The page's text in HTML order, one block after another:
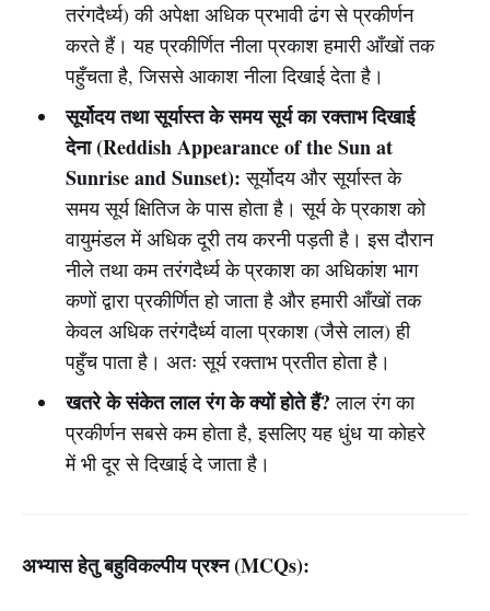
तरंगदैर्ध्य) की अपेक्षा अधिक प्रभावी ढंग से प्रकीर्णन
करते हैं। यह प्रकीर्णित नीला प्रकाश हमारी आँखों तक
पहुँचता है, जिससे आकाश नीला दिखाई देता है।
सूर्योदय तथा सूर्यास्त के समय सूर्य का रक्ताभ दिखाई
देना (Reddish Appearance of the Sun at
Sunrise and Sunset): सूर्योदय और सूर्यास्त के
समय सूर्य क्षितिज के पास होता है। सूर्य के प्रकाश को
वायुमंडल में अधिक दूरी तय करनी पड़ती है। इस दौरान
नीले तथा कम तरंगदैर्ध्य के प्रकाश का अधिकांश भाग
कणों द्वारा प्रकीर्णित हो जाता है और हमारी आँखों तक
केवल अधिक तरंगदैर्ध्य वाला प्रकाश (जैसे लाल) ही
पहुँच पाता है। अतः सूर्य रक्ताभ प्रतीत होता है।
खतरे के संकेत लाल रंग के क्यों होते हैं? लाल रंग का
प्रकीर्णन सबसे कम होता है, इसलिए यह धुंध या कोहरे
में भी दूर से दिखाई दे जाता है।
अभ्यास हेतु बहुविकल्पीय प्रश्न (MCQs):